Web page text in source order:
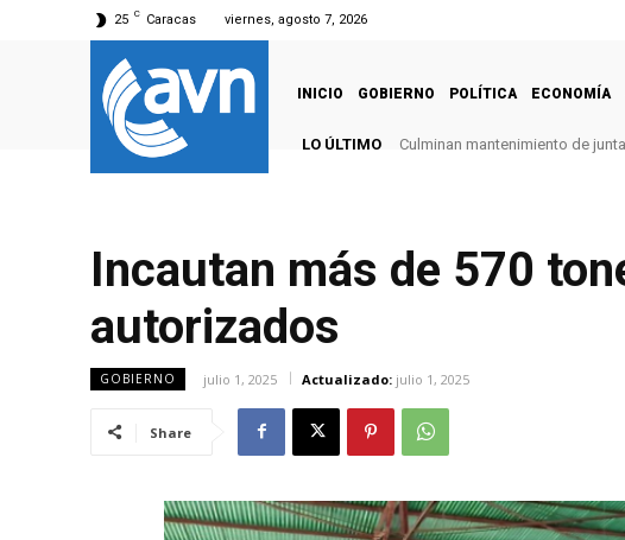
25 C Caracas viernes, agosto 7, 2026
INICIO GOBIERNO POLÍTICA ECONOMÍA
LO ÚLTIMO Culminan mantenimiento de
Incautan más de 570
autorizados
GOBIERNO julio 1, 2025 Actualizado: julio 1, 2025
Share